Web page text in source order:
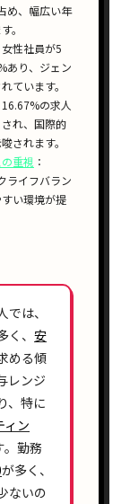
め、幅広い年
。
女性社員が5
あり、ジェン
ています。
16.67%の求人
れ、国際的
されます。
重視 ：
ライフバラン
い環境が提
は、
、 安
める傾
レンジ
、特に
ィン
。勤務
が多く、
ないの